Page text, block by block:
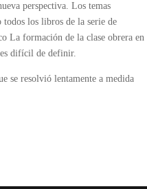
perspectiva. Los temas
los libros de la serie de
La formación de la clase obrera en
es difícil de definir.
se resolvió lentamente a medida